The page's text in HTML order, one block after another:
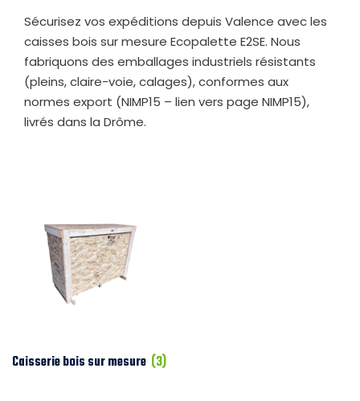
Sécurisez vos expéditions depuis Valence avec les
caisses bois sur mesure Ecopalette E2SE. Nous
fabriquons des emballages industriels résistants
(pleins, claire-voie, calages), conformes aux
normes export (NIMP15 – lien vers page NIMP15),
livrés dans la Drôme.
Caisserie bois sur mesure (3)